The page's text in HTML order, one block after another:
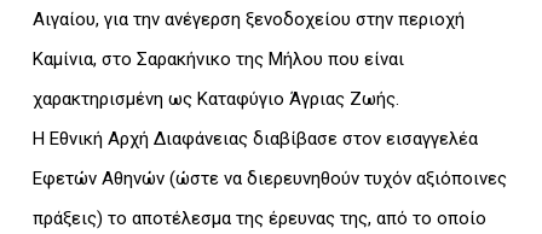
Αιγαίου, για την ανέγερση ξενοδοχείου στην περιοχή
Καμίνια, στο Σαρακήνικο της Μήλου που είναι
χαρακτηρισμένη ως Καταφύγιο Άγριας Ζωής.
Η Εθνική Αρχή Διαφάνειας διαβίβασε στον εισαγγελέα
Εφετών Αθηνών (ώστε να διερευνηθούν τυχόν αξιόποινες
πράξεις) το αποτέλεσμα της έρευνας της, από το οποίο